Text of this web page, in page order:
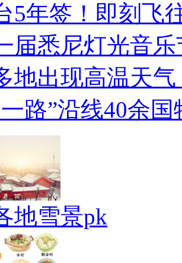
5年签！即刻飞
届悉尼灯光音
地出现高温天
路”沿线40余
地雪景pk